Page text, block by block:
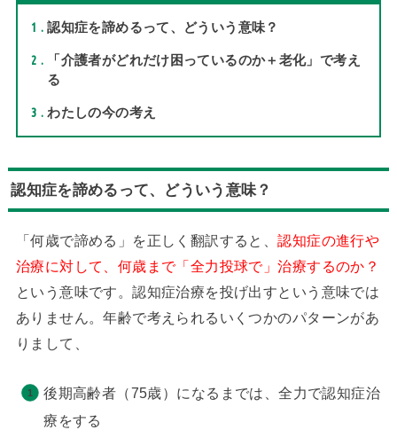
1 認知症を諦めるって、どういう意味？
2
「介護者がどれだけ困っているのか＋老化」で考え
る
3 わたしの今の考え
認知症を諦めるって、どういう意味？
「何歳で諦める」を正しく翻訳すると、認知症の進行や
治療に対して、何歳まで「全力投球で」治療するのか？
という意味です。認知症治療を投げ出すという意味では
ありません。年齢で考えられるいくつかのパターンがあ
りまして、
後期高齢者（75歳）になるまでは、全力で認知症治
療をする